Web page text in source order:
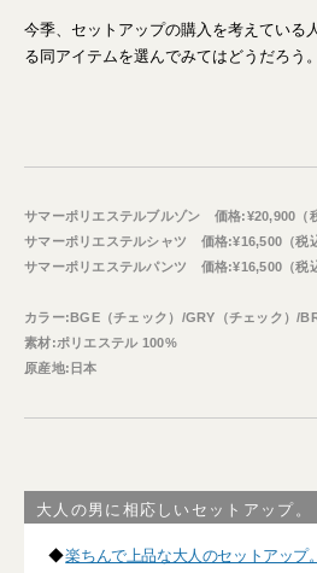
今季、セットアップの購入を考えている
る同アイテムを選んでみてはどうだろう。
サマーポリエステルブルゾン 価格:¥20,900（
サマーポリエステルシャツ 価格:¥16,500（税
サマーポリエステルパンツ 価格:¥16,500（税
カラー:BGE（チェック）/GRY（チェック）/
素材:ポリエステル 100%
原産地:日本
大人の男に相応しいセットアップ。
◆楽ちんで上品な大人のセットアップ